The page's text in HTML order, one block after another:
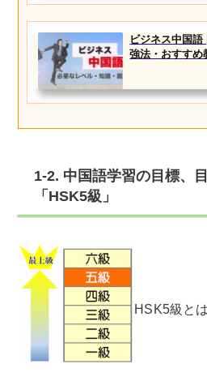
ビジネス中国
強法・おすすめ
1-2. 中国語学習の目標、
「HSK5級」
HSK5級と